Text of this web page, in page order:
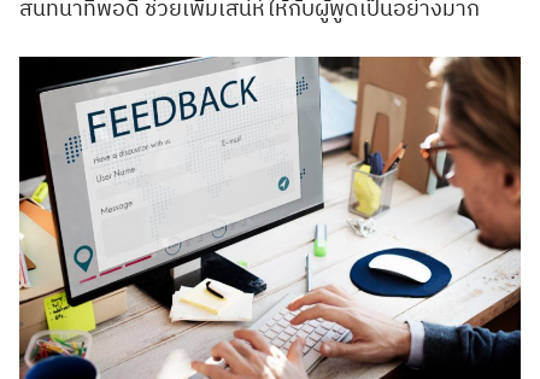
Search
for:
Search
สนทนาที่พอดี ช่วยเพิ่มเสน่ห์ให้กับผู้พูดเป็นอย่างมาก